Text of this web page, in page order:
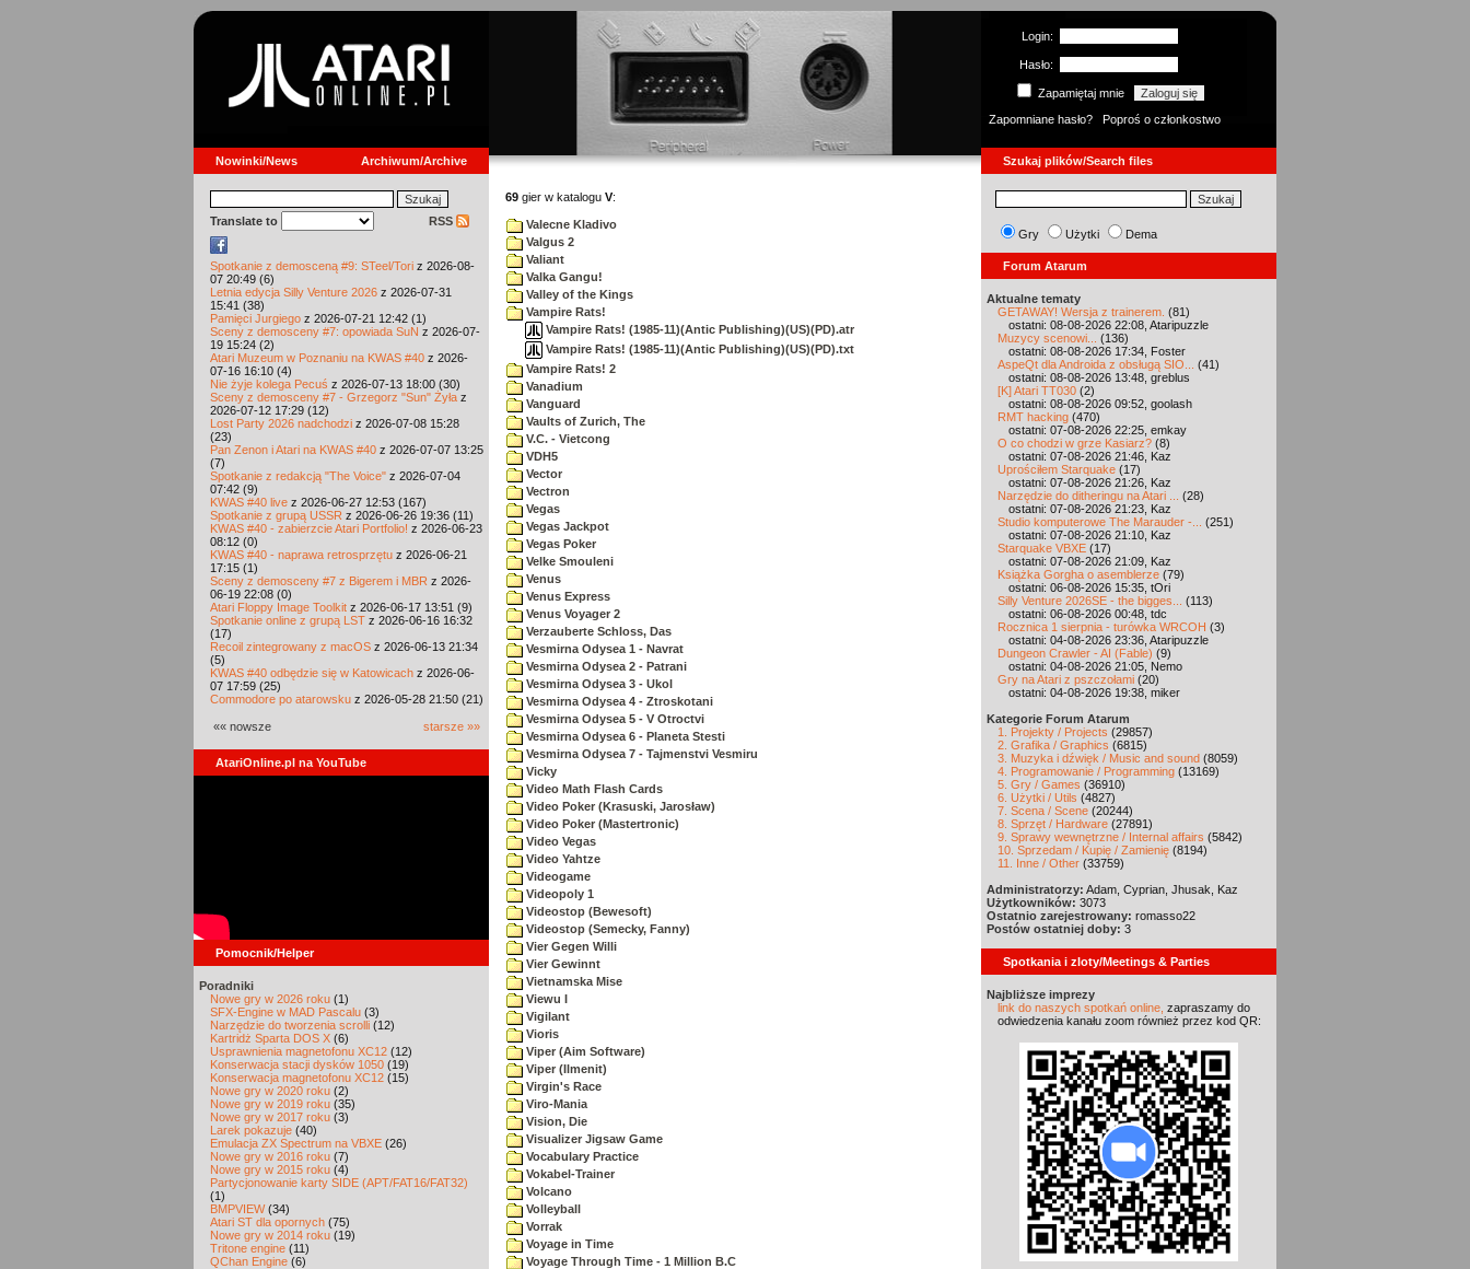
Login:
Hasło:
Zapamiętaj mnie
Zapomniane hasło?
Poproś o członkostwo
Nowinki/News Archiwum/Archive Szukaj plików/Search files
Translate to RSS
Spotkanie z demosceną #9: STeel/Tori z 2026-08-
07 20:49 (6)
Letnia edycja Silly Venture 2026 z 2026-07-31
15:41 (38)
Pamięci Jurgiego z 2026-07-21 12:42 (1)
Sceny z demosceny #7: opowiada SuN z 2026-07-
19 15:24 (2)
Atari Muzeum w Poznaniu na KWAS #40 z 2026-
07-16 16:10 (4)
Nie żyje kolega Pecuś z 2026-07-13 18:00 (30)
Sceny z demosceny #7 - Grzegorz "Sun" Żyła z
2026-07-12 17:29 (12)
Lost Party 2026 nadchodzi z 2026-07-08 15:28
(23)
Pan Zenon i Atari na KWAS #40 z 2026-07-07 13:25
(7)
Spotkanie z redakcją "The Voice" z 2026-07-04
07:42 (9)
KWAS #40 live z 2026-06-27 12:53 (167)
Spotkanie z grupą USSR z 2026-06-26 19:36 (11)
KWAS #40 - zabierzcie Atari Portfolio! z 2026-06-23
08:12 (0)
KWAS #40 - naprawa retrosprzętu z 2026-06-21
17:15 (1)
Sceny z demosceny #7 z Bigerem i MBR z 2026-
06-19 22:08 (0)
Atari Floppy Image Toolkit z 2026-06-17 13:51 (9)
Spotkanie online z grupą LST z 2026-06-16 16:32
(17)
Recoil zintegrowany z macOS z 2026-06-13 21:34
(5)
KWAS #40 odbędzie się w Katowicach z 2026-06-
07 17:59 (25)
Commodore po atarowsku z 2026-05-28 21:50 (21)
«« nowsze starsze »»
AtariOnline.pl na YouTube
Pomocnik/Helper
Poradniki
Nowe gry w 2026 roku (1)
SFX-Engine w MAD Pascalu (3)
Narzędzie do tworzenia scrolli (12)
Kartridż Sparta DOS X (6)
Usprawnienia magnetofonu XC12 (12)
Konserwacja stacji dysków 1050 (19)
Konserwacja magnetofonu XC12 (15)
Nowe gry w 2020 roku (2)
Nowe gry w 2019 roku (35)
Nowe gry w 2017 roku (3)
Larek pokazuje (40)
Emulacja ZX Spectrum na VBXE (26)
Nowe gry w 2016 roku (7)
Nowe gry w 2015 roku (4)
Partycjonowanie karty SIDE (APT/FAT16/FAT32)
(1)
BMPVIEW(34)
Atari ST dla opornych (75)
Nowe gry w 2014 roku (19)
Tritone engine (11)
QChan Engine (6)
69 gier w katalogu V:
Valecne Kladivo
Valgus 2
Valiant
Valka Gangu!
Valley of the Kings
Vampire Rats!
Vampire Rats! (1985-11)(Antic Publishing)(US)(PD).atr
Vampire Rats! (1985-11)(Antic Publishing)(US)(PD).txt
Vampire Rats! 2
Vanadium
Vanguard
Vaults of Zurich, The
V.C. - Vietcong
VDH5
Vector
Vectron
Vegas
Vegas Jackpot
Vegas Poker
Velke Smouleni
Venus
Venus Express
Venus Voyager 2
Verzauberte Schloss, Das
Vesmirna Odysea 1 - Navrat
Vesmirna Odysea 2 - Patrani
Vesmirna Odysea 3 - Ukol
Vesmirna Odysea 4 - Ztroskotani
Vesmirna Odysea 5 - V Otroctvi
Vesmirna Odysea 6 - Planeta Stesti
Vesmirna Odysea 7 - Tajmenstvi Vesmiru
Vicky
Video Math Flash Cards
Video Poker (Krasuski, Jarosław)
Video Poker (Mastertronic)
Video Vegas
Video Yahtze
Videogame
Videopoly 1
Videostop (Bewesoft)
Videostop (Semecky, Fanny)
Vier Gegen Willi
Vier Gewinnt
Vietnamska Mise
Viewu I
Vigilant
Vioris
Viper (Aim Software)
Viper (Ilmenit)
Virgin's Race
Viro-Mania
Vision, Die
Visualizer Jigsaw Game
Vocabulary Practice
Vokabel-Trainer
Volcano
Volleyball
Vorrak
Voyage in Time
Voyage Through Time - 1 Million B.C
Gry Użytki Dema
Forum Atarum
Aktualne tematy
GETAWAY! Wersja z trainerem. (81)
ostatni: 08-08-2026 22:08, Ataripuzzle
Muzycy scenowi...
(136)
ostatni: 08-08-2026 17:34, Foster
AspeQt dla Androida z obsługą SIO...
(41)
ostatni: 08-08-2026 13:48, greblus
[K] Atari TT030 (2)
ostatni: 08-08-2026 09:52, goolash
RMT hacking (470)
ostatni: 07-08-2026 22:25, emkay
O co chodzi w grze Kasiarz? (8)
ostatni: 07-08-2026 21:46, Kaz
Uprościłem Starquake (17)
ostatni: 07-08-2026 21:26, Kaz
Narzędzie do ditheringu na Atari ...
(28)
ostatni: 07-08-2026 21:23, Kaz
Studio komputerowe The Marauder -...
(251)
ostatni: 07-08-2026 21:10, Kaz
Starquake VBXE (17)
ostatni: 07-08-2026 21:09, Kaz
Książka Gorgha o asemblerze (79)
ostatni: 06-08-2026 15:35, tOri
Silly Venture 2026SE - the bigges...
(113)
ostatni: 06-08-2026 00:48, tdc
Rocznica 1 sierpnia - turówka WRCOH (3)
ostatni: 04-08-2026 23:36, Ataripuzzle
Dungeon Crawler - AI (Fable) (9)
ostatni: 04-08-2026 21:05, Nemo
Gry na Atari z pszczołami (20)
ostatni: 04-08-2026 19:38, miker
Kategorie Forum Atarum
1. Projekty / Projects (29857)
2. Grafika / Graphics (6815)
3. Muzyka i dźwięk / Music and sound (8059)
4. Programowanie / Programming (13169)
5. Gry / Games (36910)
6. Użytki / Utils (4827)
7. Scena / Scene (20244)
8. Sprzęt / Hardware (27891)
9. Sprawy wewnętrzne / Internal affairs (5842)
10. Sprzedam / Kupię / Zamienię (8194)
11. Inne / Other (33759)
Administratorzy: Adam, Cyprian, Jhusak, Kaz
Użytkowników: 3073
Ostatnio zarejestrowany: romasso22
Postów ostatniej doby: 3
Spotkania i zloty/Meetings & Parties
Najbliższe imprezy
link do naszych spotkań online, zapraszamy do
odwiedzenia kanału zoom również przez kod QR: